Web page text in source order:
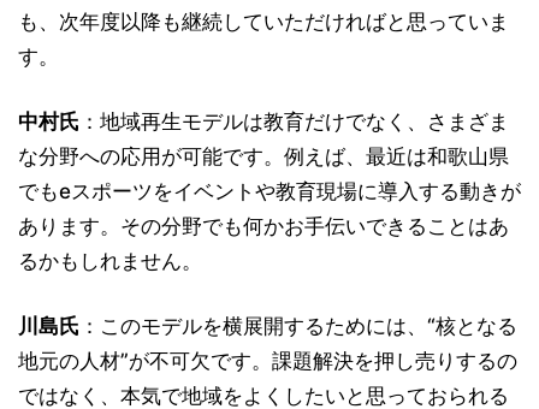
も、次年度以降も継続していただければと思っていま
す。
中村氏 ：地域再生モデルは教育だけでなく、さまざま
な分野への応用が可能です。例えば、最近は和歌山県
でもeスポーツをイベントや教育現場に導入する動きが
あります。その分野でも何かお手伝いできることはあ
るかもしれません。
川島氏 ：このモデルを横展開するためには、“核となる
地元の人材”が不可欠です。課題解決を押し売りするの
ではなく、本気で地域をよくしたいと思っておられる